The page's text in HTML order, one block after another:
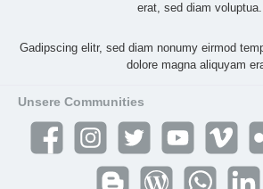
erat, sed diam voluptua.
Gadipscing elitr, sed diam nonumy eirmod
dolore magna aliquyam
Unsere Communities
Facebook Instagram Twitter YouTube Vimeo